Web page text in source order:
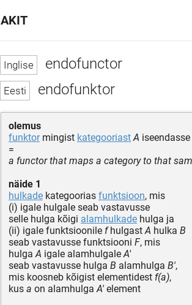
endofunctor
endofunktor
olemus
funktormingist kategooriast A iseendasse
=
a functor that maps a category to that
näide 1
hulkade kategoorias funktsioon, mis
(i) igale hulgale seab vastavusse
selle hulga kõigi alamhulkade hulga ja
(ii) igale funktsioonile fhulgast A hulka B
seab vastavusse funktsiooni F, mis
hulga A igale alamhulgale A'
seab vastavusse hulga B alamhulga B',
mis koosneb kõigist elementidest f(a),
kus a on alamhulga A' element
AKIT